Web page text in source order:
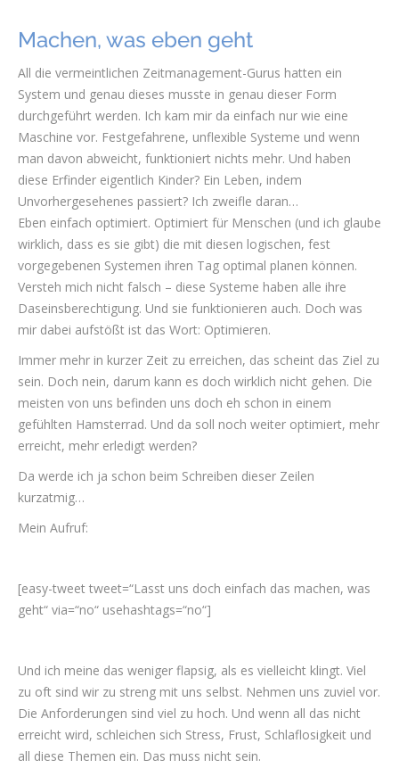
Machen, was eben geht
All die vermeintlichen Zeitmanagement-Gurus hatten ein
System und genau dieses musste in genau dieser Form
durchgeführt werden. Ich kam mir da einfach nur wie eine
Maschine vor. Festgefahrene, unflexible Systeme und wenn
man davon abweicht, funktioniert nichts mehr. Und haben
diese Erfinder eigentlich Kinder? Ein Leben, indem
Unvorhergesehenes passiert? Ich zweifle daran…
Eben einfach optimiert. Optimiert für Menschen (und ich glaube
wirklich, dass es sie gibt) die mit diesen logischen, fest
vorgegebenen Systemen ihren Tag optimal planen können.
Versteh mich nicht falsch – diese Systeme haben alle ihre
Daseinsberechtigung. Und sie funktionieren auch. Doch was
mir dabei aufstößt ist das Wort: Optimieren.
Immer mehr in kurzer Zeit zu erreichen, das scheint das Ziel zu
sein. Doch nein, darum kann es doch wirklich nicht gehen. Die
meisten von uns befinden uns doch eh schon in einem
gefühlten Hamsterrad. Und da soll noch weiter optimiert, mehr
erreicht, mehr erledigt werden?
Da werde ich ja schon beim Schreiben dieser Zeilen
kurzatmig…
Mein Aufruf:
[easy-tweet tweet=“Lasst uns doch einfach das machen, was
geht“ via=“no“ usehashtags=“no“]
Und ich meine das weniger flapsig, als es vielleicht klingt. Viel
zu oft sind wir zu streng mit uns selbst. Nehmen uns zuviel vor.
Die Anforderungen sind viel zu hoch. Und wenn all das nicht
erreicht wird, schleichen sich Stress, Frust, Schlaflosigkeit und
all diese Themen ein. Das muss nicht sein.